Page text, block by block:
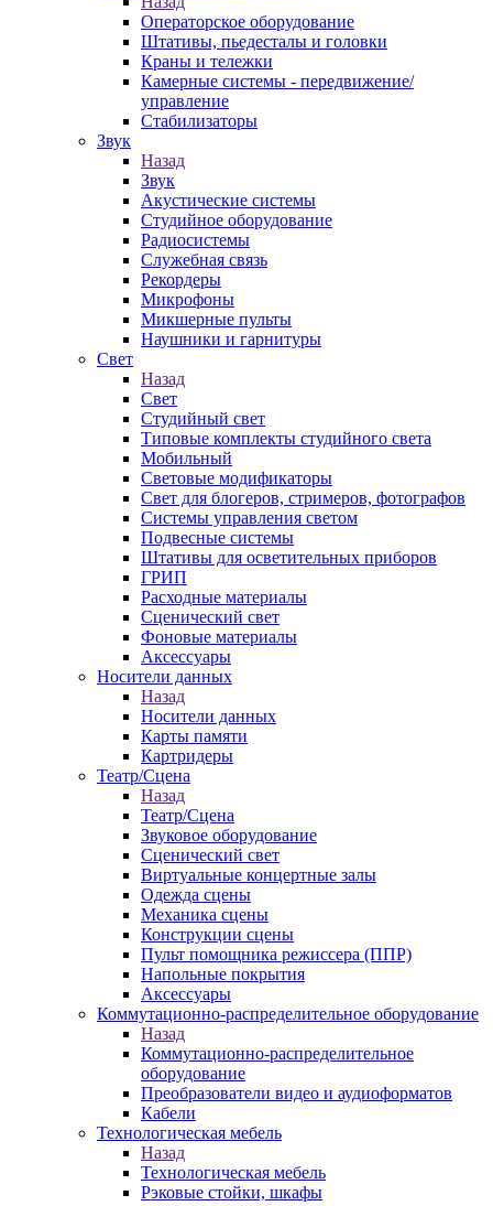
Операторское оборудование
Штативы, пьедесталы и головки
Краны и тележки
Камерные системы - передвижение/
управление
Стабилизаторы
Звук
Назад
Звук
Акустические системы
Студийное оборудование
Радиосистемы
Служебная связь
Рекордеры
Микрофоны
Микшерные пульты
Наушники и гарнитуры
Свет
Назад
Свет
Студийный свет
Типовые комплекты студийного света
Мобильный
Световые модификаторы
Свет для блогеров, стримеров, фотографов
Системы управления светом
Подвесные системы
Штативы для осветительных приборов
ГРИП
Расходные материалы
Сценический свет
Фоновые материалы
Аксессуары
Носители данных
Назад
Носители данных
Карты памяти
Картридеры
Театр/Сцена
Назад
Театр/Сцена
Звуковое оборудование
Сценический свет
Виртуальные концертные залы
Одежда сцены
Механика сцены
Конструкции сцены
Пульт помощника режиссера (ППР)
Напольные покрытия
Аксессуары
Коммутационно-распределительное оборудование
Назад
Коммутационно-распределительное
оборудование
Преобразователи видео и аудиоформатов
Кабели
Технологическая мебель
Назад
Технологическая мебель
Рэковые стойки, шкафы